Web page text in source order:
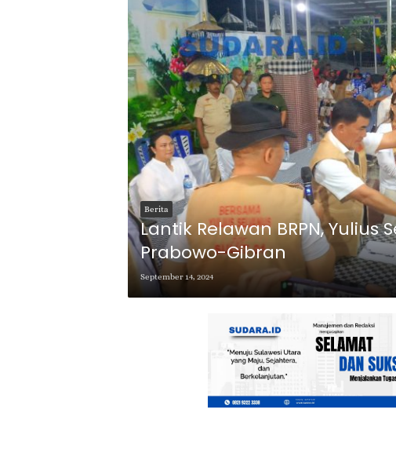
Berita
Lantik Relawan BRPN, Yulius
Prabowo-Gibran
September 14, 2024